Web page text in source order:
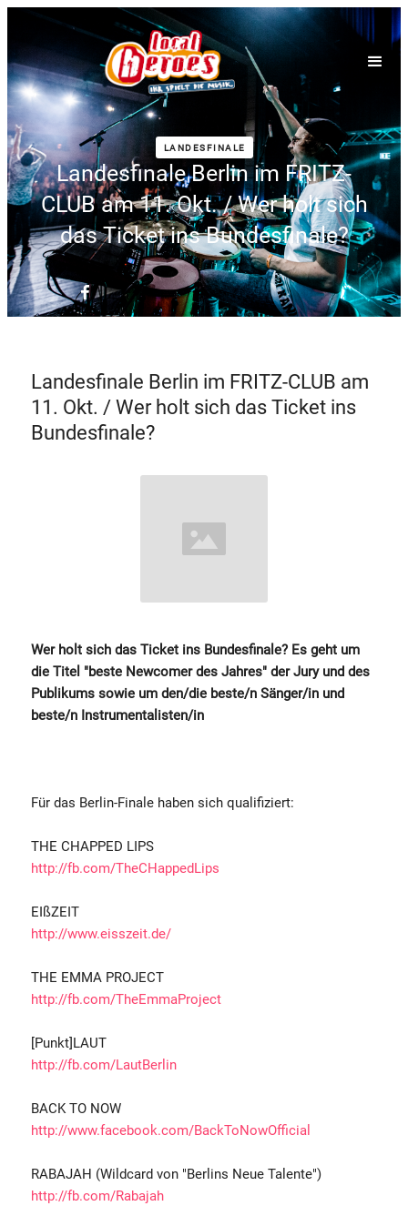
LANDESFINALE
Landesfinale Berlin im FRITZ-
CLUB am 11. Okt. / Wer holt sich
das Ticket ins Bundesfinale?
Landesfinale Berlin im FRITZ-CLUB am
11. Okt. / Wer holt sich das Ticket ins
Bundesfinale?
Wer holt sich das Ticket ins Bundesfinale? Es geht um
die Titel "beste Newcomer des Jahres" der Jury und des
Publikums sowie um den/die beste/n Sänger/in und
beste/n Instrumentalisten/in
Für das Berlin-Finale haben sich qualifiziert:
THE CHAPPED LIPS
http://fb.com/TheCHappedLips
EIßZEIT
http://www.eisszeit.de/
THE EMMA PROJECT
http://fb.com/TheEmmaProject
[Punkt]LAUT
http://fb.com/LautBerlin
BACK TO NOW
http://www.facebook.com/BackToNowOfficial
RABAJAH (Wildcard von "Berlins Neue Talente")
http://fb.com/Rabajah